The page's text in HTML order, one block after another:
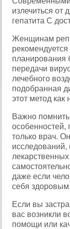
излечиться от
гепатита С
Женщинам
планирования
передачи
лечебного
подобранная
этот метод как
Важно
особенностей,
только врач.
исследований,
даже если
себя здоровым.
Если вы
вас возникли
помощи или